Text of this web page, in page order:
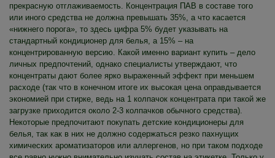
прекрасную отглаживаемость. Концентрация ПАВ в составе того
или иного средства не должна превышать 35%, а что касается
«нижнего порога», то здесь цифра 5% будет указывать на
стандартный кондиционер для белья, а 15% – на
концентрированную версию. Какой именно вариант купить – дело
личных предпочтений, однако специалисты утверждают, что
концентраты дают более ярко выраженный эффект при меньшем
расходе (так что в конечном итоге их высокая цена оправдывается
экономией при стирке, ведь на 1 колпачок концентрата при такой же
загрузке приходится около 2-3 колпачков обычного средства).
Некоторые предпочитают покупать детские кондиционеры для
белья, так как в них не должно содержаться резко пахнущих
химических ароматизаторов или аллергенов, но при таком подходе